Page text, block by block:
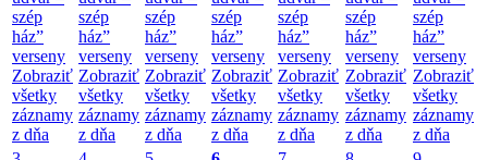
szép
ház”
verseny
Zobraziť
všetky
záznamy
z dňa
szép
ház”
verseny
Zobraziť
všetky
záznamy
z dňa
szép
ház”
verseny
Zobraziť
všetky
záznamy
z dňa
szép
ház”
verseny
Zobraziť
všetky
záznamy
z dňa
szép
ház”
verseny
Zobraziť
všetky
záznamy
z dňa
szép
ház”
verseny
Zobraziť
všetky
záznamy
z dňa
szép
ház”
verseny
Zobraziť
všetky
záznamy
z dňa